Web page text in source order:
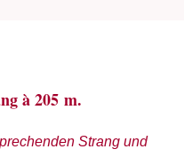
à 205 m.
Strang und